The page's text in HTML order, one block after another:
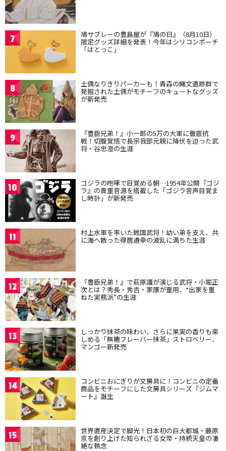
7 鳩サブレーの豊島屋が『鳩の日』（8月10日）
限定グッズ詳細を発表！今年はシリコンポーチ
「はとっこ」
8 土偶なりきりパーカーも！青森の縄文遺跡群で
発掘された土偶がモチーフのキュートなグッズ
が新発売
9 『豊臣兄弟！』小一郎の5万の大軍に徹底抗
戦！切腹覚悟で長宗我部元親に降伏を迫った武
将・谷忠澄の生涯
10 ゴジラの咆哮で目覚める朝…1954年公開『ゴジ
ラ』の貴重音源を搭載した「ゴジラ音声目覚ま
し時計」が新発売
11 村上水軍を率いた戦国武将！幼い弟を支え、共
に海へ散った得居通幸の波乱に満ちた生涯
12 『豊臣兄弟！』で萩原護が演じる武将・小堀正
次とは？秀長・秀吉・家康が重用、“出家を重
ねた実務派”の生涯
13 しっかり抹茶の味わい、さらに果実の香りも楽
しめる「無糖フレーバー抹茶」ストロベリー、
マンゴー新発売
14 コンビニおにぎりが文房具に！コンビニの定番
商品をモチーフにした文房具シリーズ『ジムマ
ート』誕生
15 世界遺産決定で脚光！日本初の巨大都城・藤原
京を創り上げた知られざる女帝・持統天皇の凄
絶な執念